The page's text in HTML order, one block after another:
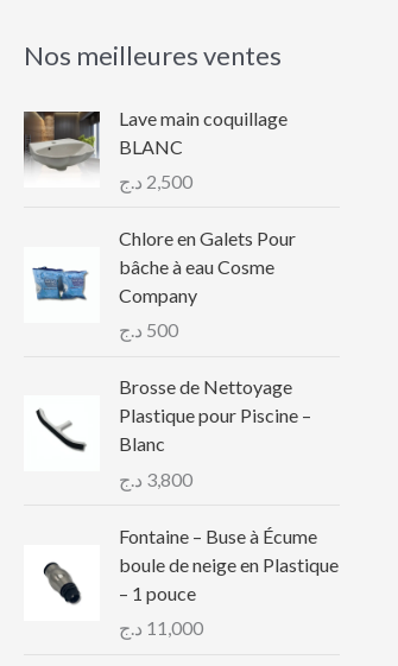
Nos meilleures ventes
Lave main coquillage
BLANC
2,500 د.ج
Chlore en Galets Pour
bâche à eau Cosme
Company
500 د.ج
Brosse de Nettoyage
Plastique pour Piscine –
Blanc
3,800 د.ج
Fontaine – Buse à Écume
boule de neige en Plastique
– 1 pouce
11,000 د.ج